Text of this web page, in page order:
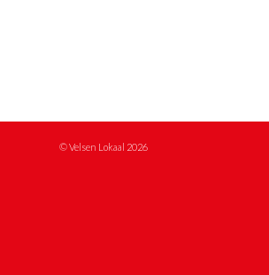
© Velsen Lokaal 2026